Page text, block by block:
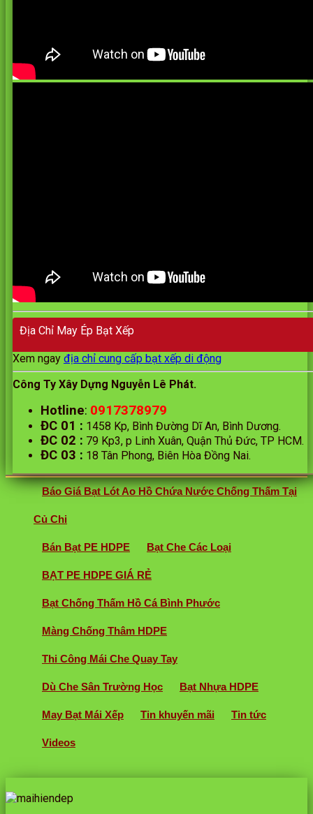
Địa Chỉ May Ép Bạt Xếp
Xem ngay địa chỉ cung cấp bạt xếp di động
Công Ty Xây Dựng Nguyễn Lê Phát.
Hotline: 0917378979
ĐC 01 : 1458 Kp, Bình Đường Dĩ An, Bình Dương.
ĐC 02 : 79 Kp3, p Linh Xuân, Quận Thủ Đức, TP HCM.
ĐC 03 : 18 Tân Phong, Biên Hòa Đồng Nai.
Báo Giá Bạt Lót Ao Hồ Chứa Nước Chống Thấm Tại
Củ Chi
Bán Bạt PE HDPE Bạt Che Các Loại
BẠT PE HDPE GIÁ RẺ
Bạt Chống Thấm Hồ Cá Bình Phước
Màng Chống Thâm HDPE
Thi Công Mái Che Quay Tay
Dù Che Sân Trường Học Bạt Nhựa HDPE
May Bạt Mái Xếp Tin khuyến mãi Tin tức
Videos